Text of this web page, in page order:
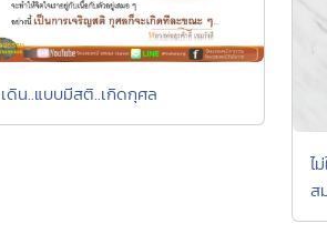
เดิน..แบบมีสติ..เกิดกุศล
ไ
ส